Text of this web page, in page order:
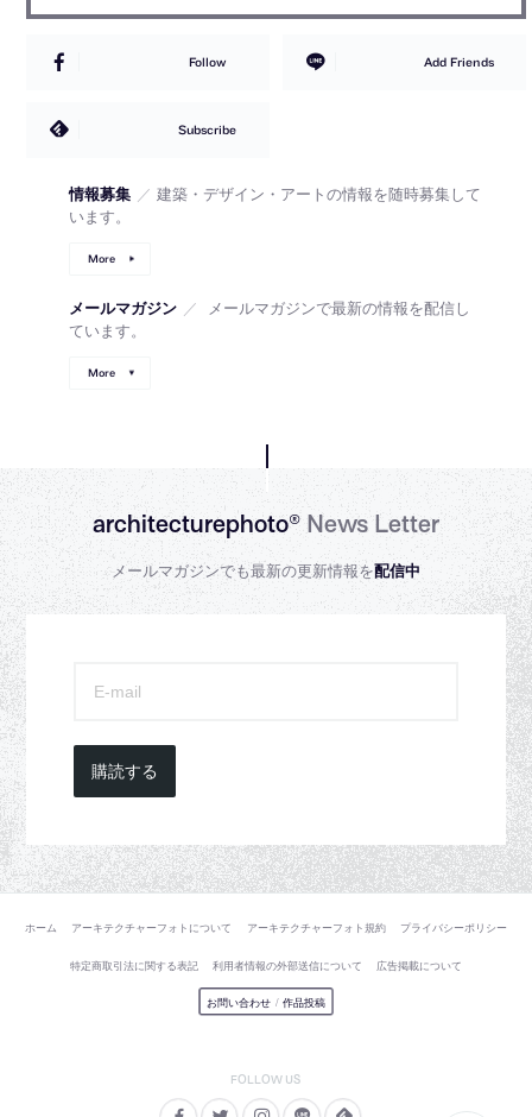
Follow Add Friends
Subscribe
情報募集 ／ 建築・デザイン・アートの情報を随時募集して
います。
More
メールマガジン ／
メールマガジンで最新の情報を配信し
ています。
More
architecturephoto®News Letter
メールマガジンでも最新の更新情報を配信中
購読する
ホーム アーキテクチャーフォトについて アーキテクチャーフォト規約 プライバシーポリシー
特定商取引法に関する表記 利用者情報の外部送信について 広告掲載について
お問い合わせ / 作品投稿